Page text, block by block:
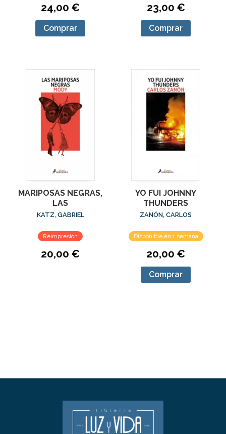
24,00 €
Comprar
23,00 €
Comprar
MARIPOSAS NEGRAS,
LAS
KATZ, GABRIEL
Reimpresión
20,00 €
YO FUI JOHNNY
THUNDERS
ZANÓN, CARLOS
Disponible en 1 semana
20,00 €
Comprar